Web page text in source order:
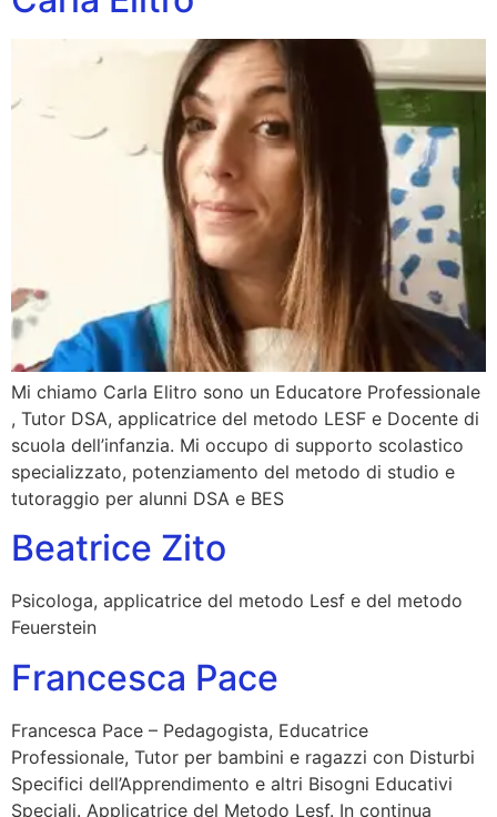
Mi chiamo Carla Elitro sono un Educatore Professionale
, Tutor DSA, applicatrice del metodo LESF e Docente di
scuola dell’infanzia. Mi occupo di supporto scolastico
specializzato, potenziamento del metodo di studio e
tutoraggio per alunni DSA e BES
Beatrice Zito
Psicologa, applicatrice del metodo Lesf e del metodo
Feuerstein
Francesca Pace
Francesca Pace – Pedagogista, Educatrice
Professionale, Tutor per bambini e ragazzi con Disturbi
Specifici dell’Apprendimento e altri Bisogni Educativi
Speciali. Applicatrice del Metodo Lesf. In continua